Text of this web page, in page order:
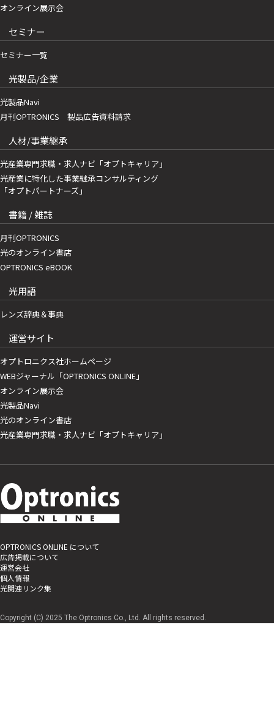
オンライン展示会
セミナー
セミナー一覧
光製品/企業
光製品Navi
月刊OPTRONICS 製品広告資料請求
人材/事業継承
光産業専門求職・求人ナビ「オプトキャリア」
光産業に特化した事業継承コンサルティング
「オプトパートナーズ」
書籍 / 雑誌
月刊OPTRONICS
光のオンライン書店
OPTRONICS eBOOK
光用語
レンズ辞典＆事典
運営サイト
オプトロニクス社ホームページ
WEBジャーナル「OPTRONICS ONLINE」
オンライン展示会
光製品Navi
光のオンライン書店
光産業専門求職・求人ナビ「オプトキャリア」
OPTRONICS ONLINE について
広告掲載について
運営会社
個人情報
光関連リンク集
Copyright (C) 2025 The Optronics Co., Ltd. All rights reserved.